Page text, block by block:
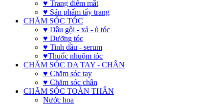
♥ Trang điểm mắt
♥ Sản phẩm tẩy trang
CHĂM SÓC TÓC
♥ Dầu gội - xả - ủ tóc
♥ Dưỡng tóc
♥ Tinh dầu - serum
♥Thuốc nhuộm tóc
CHĂM SÓC DA TAY - CHÂN
♥ Chăm sóc tay
♥ Chăm sóc chân
CHĂM SÓC TOÀN THÂN
Nước hoa